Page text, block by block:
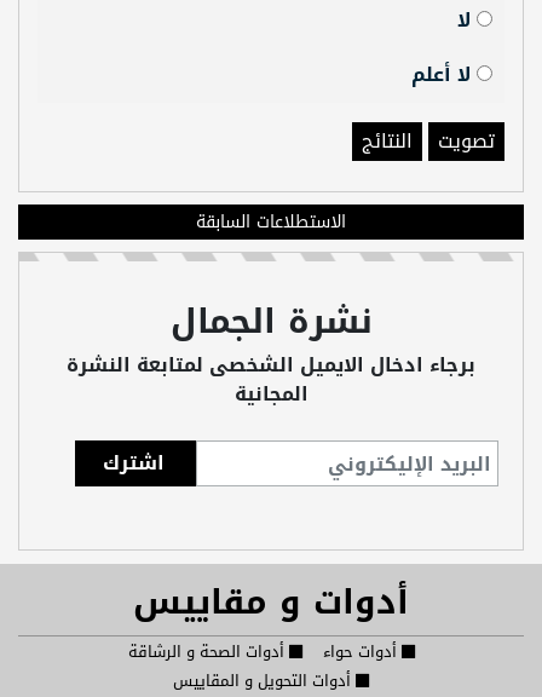
لا
لا أعلم
تصويت
النتائج
الاستطلاعات السابقة
نشرة الجمال
برجاء ادخال الايميل الشخصى لمتابعة النشرة
المجانية
أدوات و مقاييس
أدوات حواء
أدوات الصحة و الرشاقة
أدوات التحويل و المقاييس